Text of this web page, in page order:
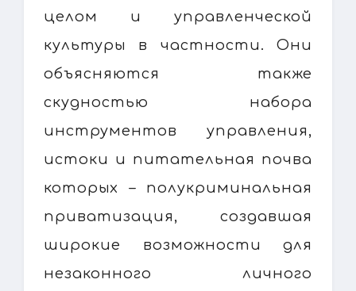
целом и управленческой
культуры в частности. Они
объясняются также
скудностью набора
инструментов управления,
истоки и питательная почва
которых – полукриминальная
приватизация, создавшая
широкие возможности для
незаконного личного